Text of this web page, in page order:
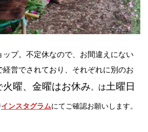
プ。不定休なので、お間違えにない
営でされており、それぞれに別のお
火曜、金曜はお休み。は土曜日
インスタグラムにてご確認お願いします。